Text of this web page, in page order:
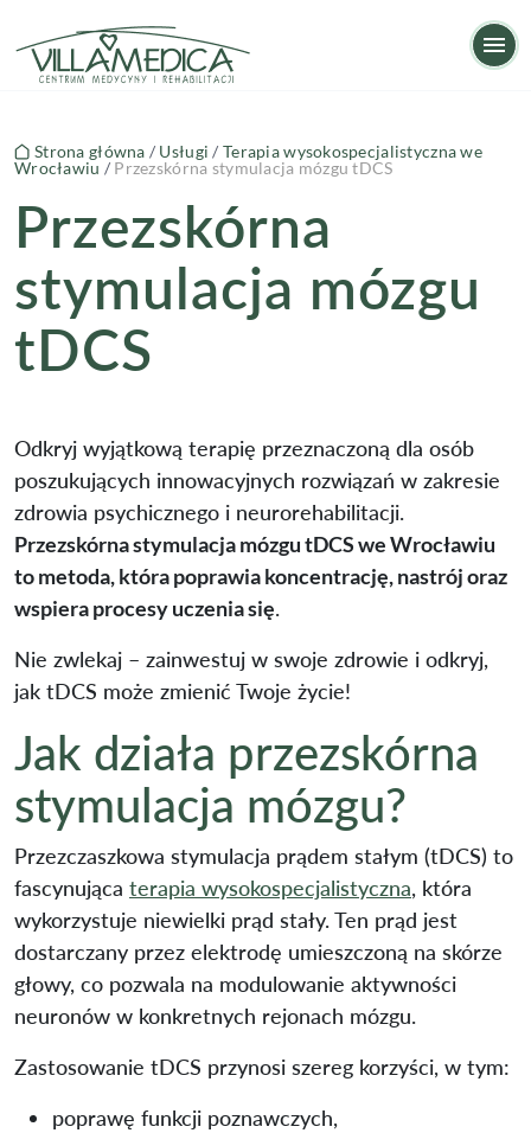
Przezskórna stymulacja mózgu tDCS
Strona główna / Usługi /Terapia wysokospecjalistyczna we
Wrocławiu / Przezskórna stymulacja mózgu tDCS
Przezskórna
stymulacja mózgu
tDCS
Odkryj wyjątkową terapię przeznaczoną dla osób
poszukujących innowacyjnych rozwiązań w zakresie
zdrowia psychicznego i neurorehabilitacji.
Przezskórna stymulacja mózgu tDCS we Wrocławiu
to metoda, która poprawia koncentrację, nastrój oraz
wspiera procesy uczenia się.
Nie zwlekaj – zainwestuj w swoje zdrowie i odkryj,
jak tDCS może zmienić Twoje życie!
Jak działa przezskórna
stymulacja mózgu?
Przezczaszkowa stymulacja prądem stałym (tDCS) to
fascynująca terapia wysokospecjalistyczna, która
wykorzystuje niewielki prąd stały. Ten prąd jest
dostarczany przez elektrodę umieszczoną na skórze
głowy, co pozwala na modulowanie aktywności
neuronów w konkretnych rejonach mózgu.
Zastosowanie tDCS przynosi szereg korzyści, w tym:
poprawę funkcji poznawczych,